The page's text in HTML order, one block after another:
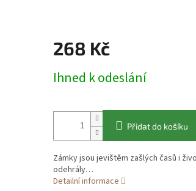
268 Kč
cena:
Ihned k odeslání
Přidat do košíku
Zámky jsou jevištěm zašlých časů i
odehrály…
Detailní informace